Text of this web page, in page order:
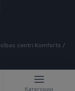
centri Komforts /
Категории